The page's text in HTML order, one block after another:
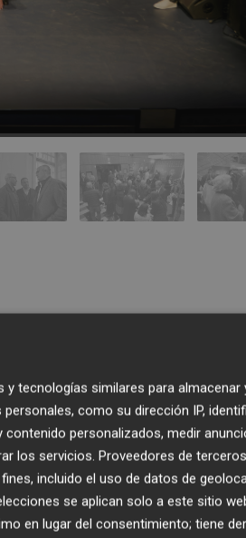
Actualizado: 19/12/2022 ·
tecnologías similares para almacenar
como su dirección IP,
personalizados, medir
los servicios. Proveedores de
incluido el uso de datos de
se aplican solo a este sitio
en lugar del consentimiento; tiene